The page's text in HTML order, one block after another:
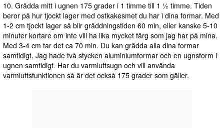
10. Grädda mitt i ugnen 175 grader i 1 timme till 1 ½ timme. Tiden
beror på hur tjockt lager med ostkakesmet du har i dina formar. Med
1-2 cm tjockt lager så blir gräddningstiden 60 min, eller kanske 5-10
minuter kortare om inte vill ha lika mycket färg som jag har på mina.
Med 3-4 cm tar det ca 70 min. Du kan grädda alla dina formar
samtidigt. Jag hade två stycken aluminiumformar och en ugnsform i
ugnen samtidigt. Har du varmluftsugn och vill använda
varmluftsfunktionen så är det också 175 grader som gäller.